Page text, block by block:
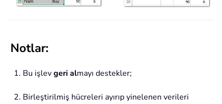
Notlar:
1. Bu işlevgeri almayı destekler;
2. Birleştirilmiş hücreleri ayırıp yinelenen verileri